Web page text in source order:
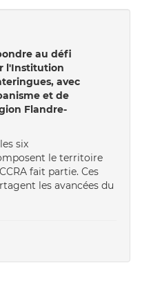
au défi
l'Institution
avec
et de
Flandre-
six
le territoire
fait partie. Ces
les avancées du